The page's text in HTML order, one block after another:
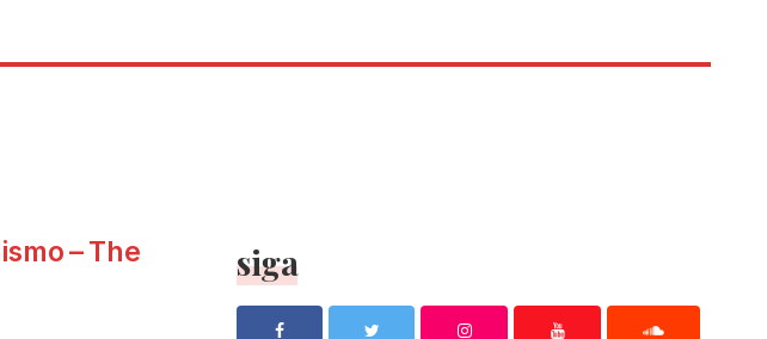
– The
siga